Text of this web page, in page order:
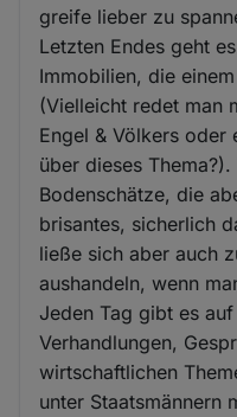
greife lieber zu
Letzten Endes geht
Immobilien, die
(Vielleicht redet man
Engel & Völkers oder
über dieses
Bodenschätze, die
brisantes, sicherlich
ließe sich aber auch
aushandeln, wenn
Jeden Tag gibt es
Verhandlungen,
wirtschaftlichen
unter Staatsmännern